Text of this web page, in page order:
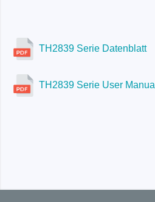
TH2839 Serie Datenblatt
TH2839 Serie User Manual